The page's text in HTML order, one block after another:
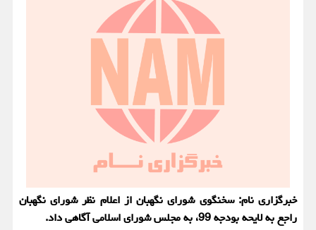
خبرگزاری نام: سخنگوی شورای نگهبان از اعلام نظر شورای نگهبان
راجع به لایحه بودجه 99، به مجلس شورای اسلامی آگاهی داد.